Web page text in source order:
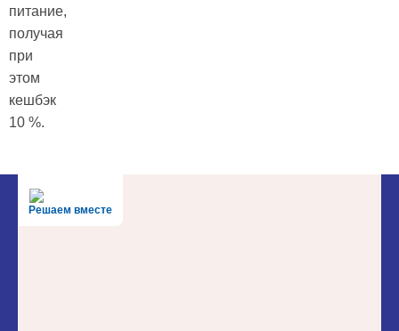
питание,
получая
при
этом
кешбэк
10 %.
Решаем вместе